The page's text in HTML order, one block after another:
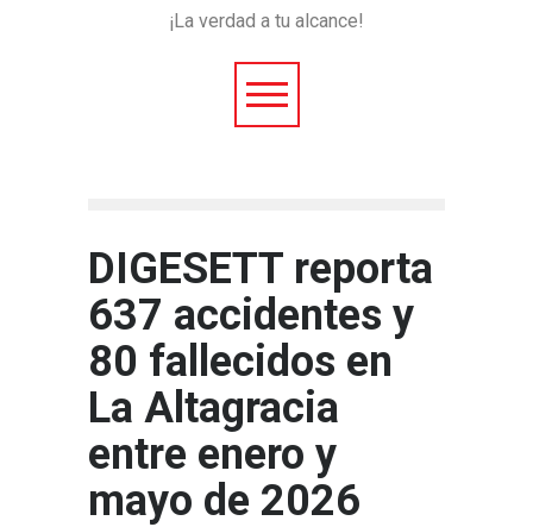
¡La verdad a tu alcance!
DIGESETT reporta
637 accidentes y
80 fallecidos en
La Altagracia
entre enero y
mayo de 2026